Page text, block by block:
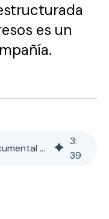
es un
Tecnología de gestión documental al servicio de la logística
3:
39